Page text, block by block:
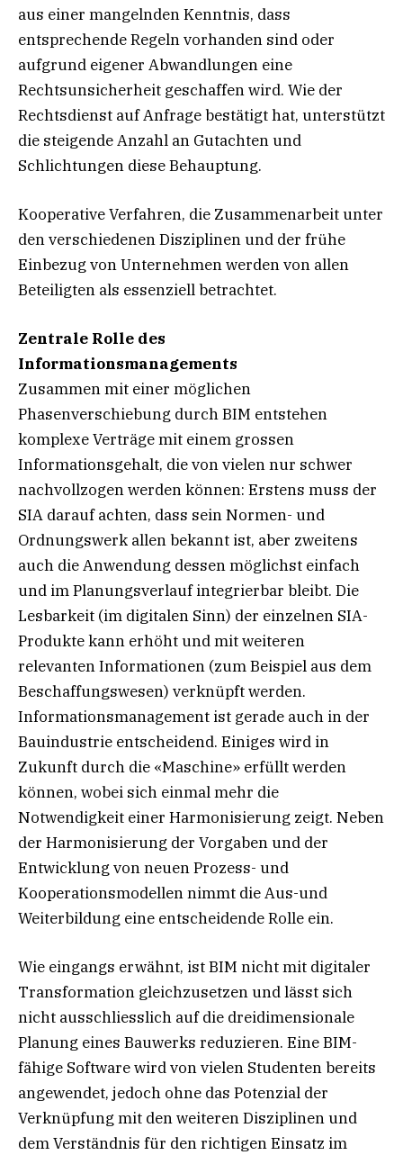
aus einer mangelnden Kenntnis, dass
entsprechende Regeln vorhanden sind oder
aufgrund eigener Abwandlungen eine
Rechtsunsicherheit geschaffen wird. Wie der
Rechtsdienst auf Anfrage bestätigt hat, unterstützt
die steigende Anzahl an Gutachten und
Schlichtungen diese Behauptung.
Kooperative Verfahren, die Zusammenarbeit unter
den verschiedenen Disziplinen und der frühe
Einbezug von Unternehmen werden von allen
Beteiligten als essenziell betrachtet.
Zentrale Rolle des
Informationsmanagements
Zusammen mit einer möglichen
Phasenverschiebung durch BIM entstehen
komplexe Verträge mit einem grossen
Informationsgehalt, die von vielen nur schwer
nachvollzogen werden können: Erstens muss der
SIA darauf achten, dass sein Normen- und
Ordnungswerk allen bekannt ist, aber zweitens
auch die Anwendung dessen möglichst einfach
und im Planungsverlauf integrierbar bleibt. Die
Lesbarkeit (im digitalen Sinn) der einzelnen SIA-
Produkte kann erhöht und mit weiteren
relevanten Informationen (zum Beispiel aus dem
Beschaffungswesen) verknüpft werden.
Informationsmanagement ist gerade auch in der
Bauindustrie entscheidend. Einiges wird in
Zukunft durch die «Maschine» erfüllt werden
können, wobei sich einmal mehr die
Notwendigkeit einer Harmonisierung zeigt. Neben
der Harmonisierung der Vorgaben und der
Entwicklung von neuen Prozess- und
Kooperationsmodellen nimmt die Aus-und
Weiterbildung eine entscheidende Rolle ein.
Wie eingangs erwähnt, ist BIM nicht mit digitaler
Transformation gleichzusetzen und lässt sich
nicht ausschliesslich auf die dreidimensionale
Planung eines Bauwerks reduzieren. Eine BIM-
fähige Software wird von vielen Studenten bereits
angewendet, jedoch ohne das Potenzial der
Verknüpfung mit den weiteren Disziplinen und
dem Verständnis für den richtigen Einsatz im